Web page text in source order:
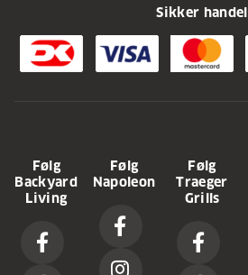
Sikker handel
Følg
Backyard
Living
Følg
Napoleon
Følg
Traeger
Grills